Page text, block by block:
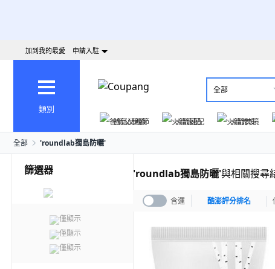
加到我的最愛 申請入駐
類別
全部
爸氣父親節
火箭速配 火箭跨境
全部 'roundlab獨島防曬'
篩選器
僅顯示
僅顯示
僅顯示
'roundlab獨島防曬'與相關搜尋
含運 酷澎評分排名